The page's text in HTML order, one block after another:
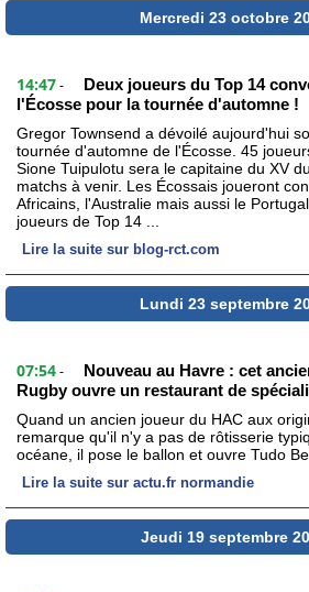
Mercredi 23 octobre
14:47 -
Deux joueurs du Top 14
l'Écosse pour la tournée d'automne !
Gregor Townsend a dévoilé aujourd'hui
tournée d'automne de l'Écosse. 45
Sione Tuipulotu sera le capitaine du XV
matchs à venir. Les Écossais joueront
Africains, l'Australie mais aussi le
joueurs de Top 14 ...
Lire la suite sur blog-rct.com
Lundi 23 septembre
07:54 -
Nouveau au Havre : cet
Rugby ouvre un restaurant de
Quand un ancien joueur du HAC aux
remarque qu'il n'y a pas de rôtisserie
océane, il pose le ballon et ouvre Tudo
Lire la suite sur actu.fr normandie
Jeudi 19 septembre